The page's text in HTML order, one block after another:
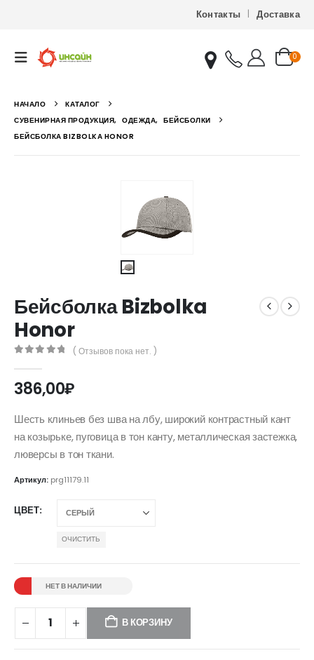
Контакты Доставка
0
НАЧАЛО
КАТАЛОГ
СУВЕНИРНАЯ ПРОДУКЦИЯ, ОДЕЖДА, БЕЙСБОЛКИ
БЕЙСБОЛКА BIZBOLKA HONOR
Бейсболка Bizbolka
Honor
( Отзывов пока нет. )
386,00₽
Шесть клиньев без шва на лбу, широкий контрастный кант
на козырьке, пуговица в тон канту, металлическая застежка,
люверсы в тон ткани.
Артикул: prg11179.11
ЦВЕТ
ОЧИСТИТЬ
НЕТ В НАЛИЧИИ
В КОРЗИНУ